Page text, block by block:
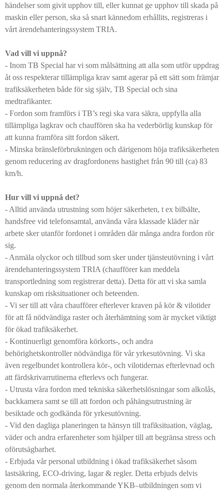
händelser som givit upphov till, eller kunnat ge upphov till skada på
maskin eller person, ska så snart kännedom erhållits, registreras i
vårt ärendehanteringssystem TRIA.
Vad vill vi uppnå?
- Inom TB Special har vi som målsättning att alla som utför uppdrag
åt oss respekterar tillämpliga krav samt agerar på ett sätt som främjar
trafiksäkerheten både för sig själv, TB Special och sina
medtrafikanter.
- Fordon som framförs i TB’s regi ska vara säkra, uppfylla alla
tillämpliga lagkrav och chauffören ska ha vederbörlig kunskap för
att kunna framföra sitt fordon säkert.
- Minska bränsleförbrukningen och därigenom höja trafiksäkerheten
genom reducering av dragfordonens hastighet från 90 till (ca) 83
km/h.
Hur vill vi uppnå det?
- Alltid använda utrustning som höjer säkerheten, t ex bilbälte,
handsfree vid telefonsamtal, använda våra klassade kläder när
arbete sker utanför fordonet i områden där många andra fordon rör
sig.
- Anmäla olyckor och tillbud som sker under tjänsteutövning i vårt
ärendehanteringssystem TRIA (chaufförer kan meddela
transportledning som registrerar detta). Detta för att vi ska samla
kunskap om risksituationer och beteenden.
- Vi ser till att våra chaufförer efterlever kraven på kör & vilotider
för att få nödvändiga raster och återhämtning som är mycket viktigt
för ökad trafiksäkerhet.
- Kontinuerligt genomföra körkorts-, och andra
behörighetskontroller nödvändiga för vår yrkesutövning. Vi ska
även regelbundet kontrollera kör-, och vilotidernas efterlevnad och
att färdskrivarrutinerna efterlevs och fungerar.
- Utrusta våra fordon med tekniska säkerhetslösningar som alkolås,
backkamera samt se till att fordon och påhängsutrustning är
besiktade och godkända för yrkesutövning.
- Vid den dagliga planeringen ta hänsyn till trafiksituation, väglag,
väder och andra erfarenheter som hjälper till att begränsa stress och
oförutsägbarhet.
- Erbjuda vår personal utbildning i ökad trafiksäkerhet såsom
lastsäkring, ECO-driving, lagar & regler. Detta erbjuds delvis
genom den normala återkommande YKB–utbildningen som vi